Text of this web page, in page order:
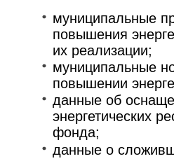
муниципальные
повышения
их реализации;
муниципальные
повышении
данные об
энергетических
фонда;
данные о